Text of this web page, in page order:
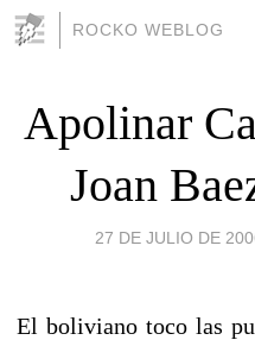
ROCKO WEBLOG
Apolinar
Joan
27 DE JULIO DE
El boliviano toco las